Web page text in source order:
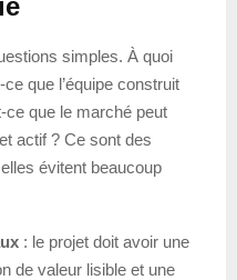
simples. À quoi
que l’équipe construit
ce que le marché peut
actif ? Ce sont des
évitent beaucoup
: le projet doit avoir une
de valeur lisible et une